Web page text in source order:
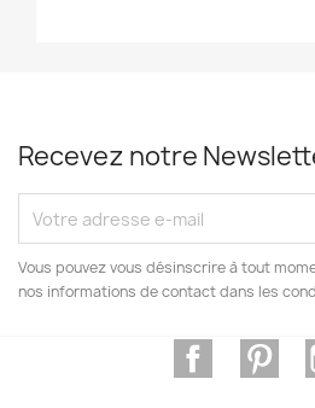
Recevez notre
Vous pouvez vous désinscrire à tout
nos informations de contact dans les
Facebook